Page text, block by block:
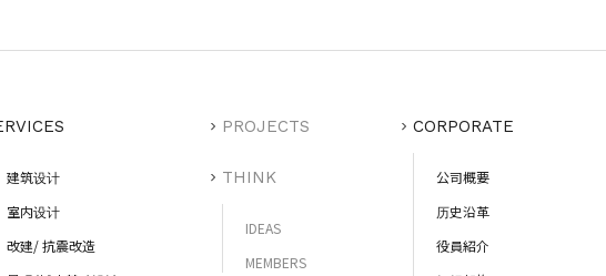
建筑设计
室内设计
改建/ 抗震改造
PROJECTS
THINK
IDEAS
MEMBERS
CORPORATE
公司概要
历史沿革
役員紹介